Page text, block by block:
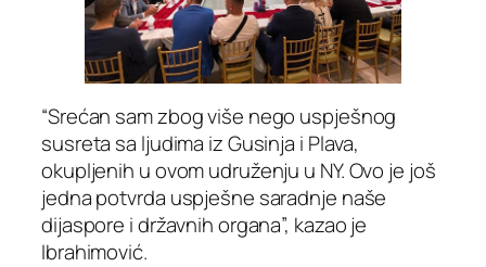
“Srećan sam zbog više nego uspješnog
susreta sa ljudima iz Gusinja i Plava,
okupljenih u ovom udruženju u NY. Ovo je još
jedna potvrda uspješne saradnje naše
dijaspore i državnih organa”, kazao je
Ibrahimović.